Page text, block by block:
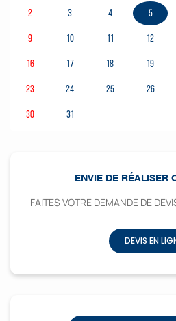
2 3 4 5
9 10 11 12
16 17 18 19
23 24 25 26
30 31
ENVIE DE RÉALISER
FAITES VOTRE DEMANDE DE
DEVIS EN